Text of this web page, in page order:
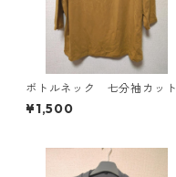
ボトルネック 七分袖カット
ソー ４Ｌ マスタード KA
E-4816
¥1,500